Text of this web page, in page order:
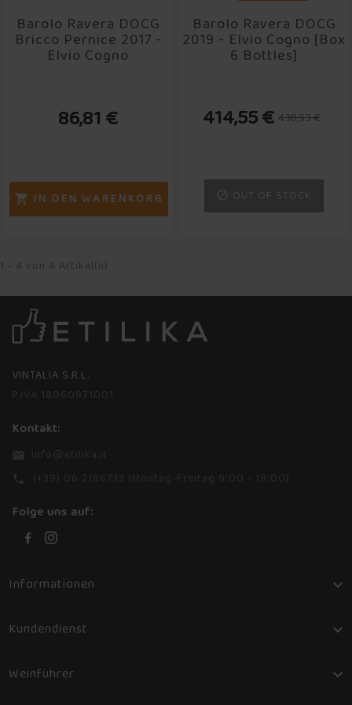
Barolo Ravera DOCG
Bricco Pernice 2017 -
Elvio Cogno
86,81 €
 IN DEN WARENKORB
Barolo Ravera DOCG
2019 - Elvio Cogno [Box
6 Bottles]
414,55 € 438,93 €
 OUT OF STOCK
1 - 4 von 4 Artikel(n)
VINTALIA S.R.L.
Kontakt:
Folge uns auf:
Informationen 
Kundendienst 
Weinführer 